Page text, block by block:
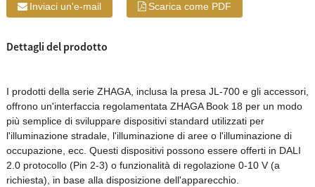
Inviaci un'e-mail Scarica come PDF
Dettagli del prodotto
I prodotti della serie ZHAGA, inclusa la presa JL-700 e gli accessori,
offrono un'interfaccia regolamentata ZHAGA Book 18 per un modo
più semplice di sviluppare dispositivi standard utilizzati per
l'illuminazione stradale, l'illuminazione di aree o l'illuminazione di
occupazione, ecc. Questi dispositivi possono essere offerti in DALI
2.0 protocollo (Pin 2-3) o funzionalità di regolazione 0-10 V (a
richiesta), in base alla disposizione dell'apparecchio.